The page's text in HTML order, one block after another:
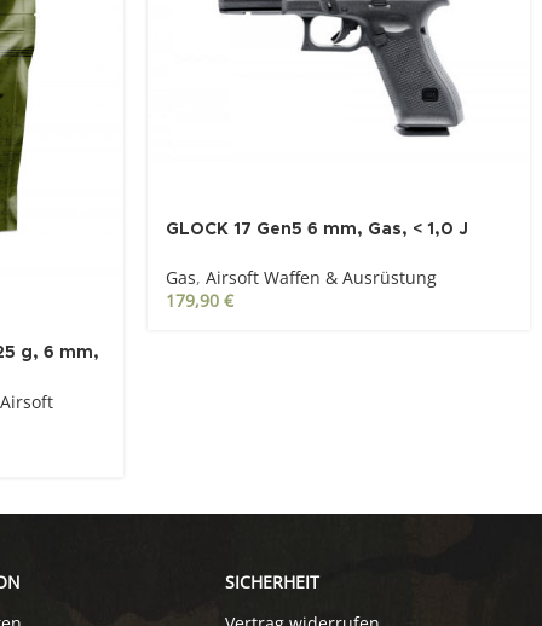
g, 6 mm,
Airsoft
GLOCK 17 Gen5 6 mm, Gas, < 1,0 J
Gas, Airsoft Waffen & Ausrüstung
179,90 €
SICHERHEIT